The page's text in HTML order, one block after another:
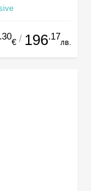
.30
€ / 196.17
лв.